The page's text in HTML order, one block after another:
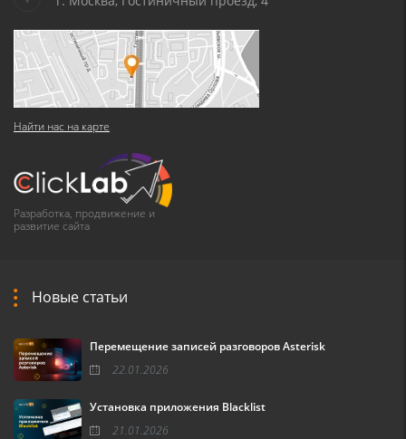
Найти нас на карте
Разработка, продвижение и
развитие сайта
Новые статьи
Перемещение записей разговоров Asterisk
22.01.2026
Установка приложения Blacklist
21.01.2026